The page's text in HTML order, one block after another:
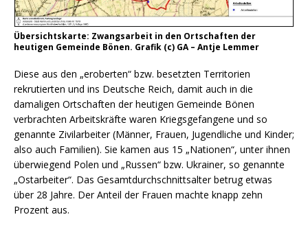
Übersichtskarte: Zwangsarbeit in den Ortschaften der
heutigen Gemeinde Bönen. Grafik (c) GA – Antje Lemmer
Diese aus den „eroberten“ bzw. besetzten Territorien
rekrutierten und ins Deutsche Reich, damit auch in die
damaligen Ortschaften der heutigen Gemeinde Bönen
verbrachten Arbeitskräfte waren Kriegsgefangene und so
genannte Zivilarbeiter (Männer, Frauen, Jugendliche und Kinder;
also auch Familien). Sie kamen aus 15 „Nationen“, unter ihnen
überwiegend Polen und „Russen“ bzw. Ukrainer, so genannte
„Ostarbeiter“. Das Gesamtdurchschnittsalter betrug etwas
über 28 Jahre. Der Anteil der Frauen machte knapp zehn
Prozent aus.